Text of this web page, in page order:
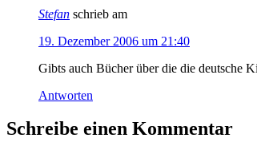
Stefan schrieb am
19. Dezember 2006 um 21:40
Gibts auch Bücher über die die deutsche
Antworten
Schreibe einen Kommentar